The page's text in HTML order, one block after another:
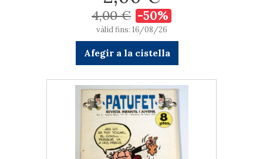
4,00 € -50%
vàlid fins: 16/08/26
Afegir a la cistella